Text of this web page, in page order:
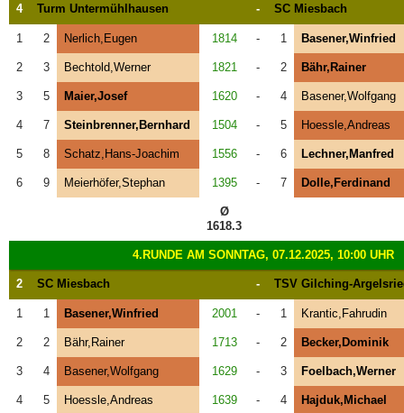
4 Turm Untermühlhausen - SC Miesbach
1 2 Nerlich,Eugen 1814 - 1 Basener,Winfried
2 3 Bechtold,Werner 1821 - 2 Bähr,Rainer
3 5 Maier,Josef 1620 - 4 Basener,Wolfgang
4 7 Steinbrenner,Bernhard 1504 - 5 Hoessle,Andreas
5 8 Schatz,Hans-Joachim 1556 - 6 Lechner,Manfred
6 9 Meierhöfer,Stephan 1395 - 7 Dolle,Ferdinand
Ø
1618.3
4.RUNDE AM SONNTAG, 07.12.2025, 10:00 UHR
2 SC Miesbach - TSV Gilching-
1 1 Basener,Winfried 2001 - 1 Krantic,Fahrudin
2 2 Bähr,Rainer 1713 - 2 Becker,Dominik
3 4 Basener,Wolfgang 1629 - 3 Foelbach,Werner
4 5 Hoessle,Andreas 1639 - 4 Hajduk,Michael